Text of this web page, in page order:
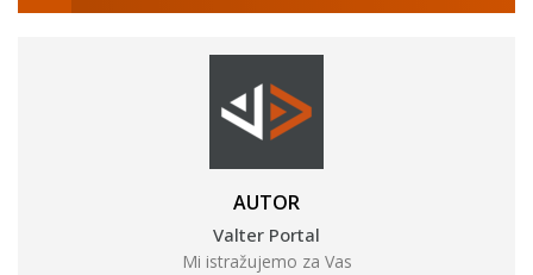
AUTOR
Valter Portal
Mi istražujemo za Vas